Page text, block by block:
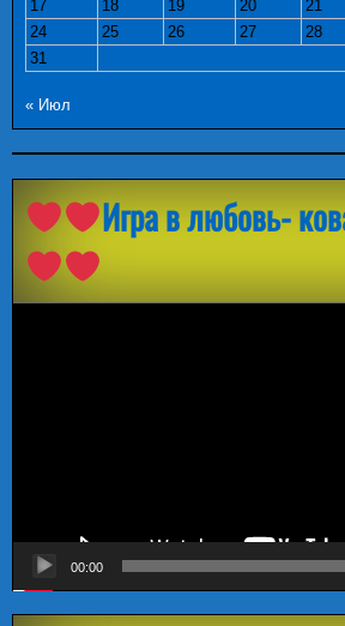
17
18 19 20 21
24
25 26 27 28
31
« Июл
Игра в любовь-
00:00